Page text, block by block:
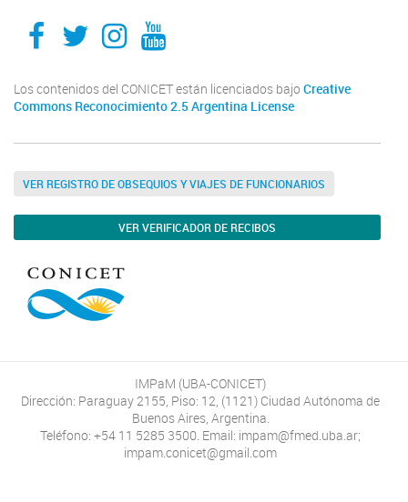
IMPaM
IMPaM
IMPaMIMPaM
Los contenidos del CONICET están licenciados bajo Creative
Commons Reconocimiento 2.5 Argentina License
VER REGISTRO DE OBSEQUIOS Y VIAJES DE FUNCIONARIOS
VER VERIFICADOR DE RECIBOS
IMPaM (UBA-CONICET)
Dirección: Paraguay 2155, Piso: 12, (1121) Ciudad Autónoma de
Buenos Aires, Argentina.
Teléfono: +54 11 5285 3500. Email: impam@fmed.uba.ar;
impam.conicet@gmail.com